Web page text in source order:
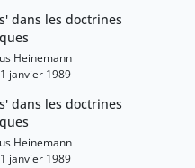
dans les doctrines
Heinemann
janvier 1989
dans les doctrines
Heinemann
janvier 1989